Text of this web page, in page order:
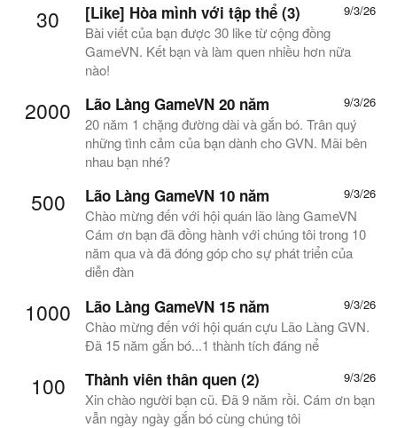
30 9/3/26
[Like] Hòa mình với tập thể (3)
Bài viết của bạn được 30 like từ cộng đồng
GameVN. Kết bạn và làm quen nhiều hơn nữa
nào!
2000 9/3/26
Lão Làng GameVN 20 năm
20 năm 1 chặng đường dài và gắn bó. Trân quý
những tình cảm của bạn dành cho GVN. Mãi bên
nhau bạn nhé?
500 9/3/26
Lão Làng GameVN 10 năm
Chào mừng đến với hội quán lão làng GameVN
Cám ơn bạn đã đồng hành với chúng tôi trong 10
năm qua và đã đóng góp cho sự phát triển của
diễn đàn
1000 9/3/26
Lão Làng GameVN 15 năm
Chào mừng đến với hội quán cựu Lão Làng GVN.
Đã 15 năm gắn bó...1 thành tích đáng nể
100 9/3/26
Thành viên thân quen (2)
Xin chào người bạn cũ. Đã 9 năm rồi. Cám ơn bạn
vẫn ngày ngày gắn bó cùng chúng tôi